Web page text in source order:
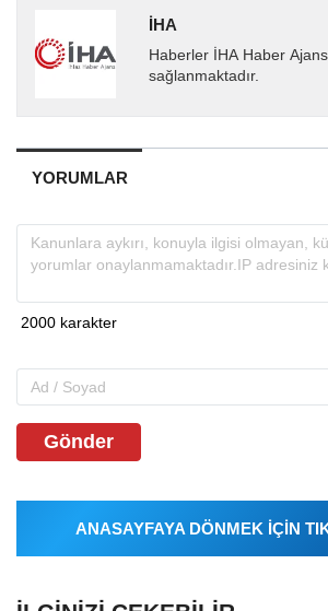
İHA
Haberler İHA Haber
sağlanmaktadır.
YORUMLAR
Gönder
ANASAYFAYA DÖNMEK İÇİN